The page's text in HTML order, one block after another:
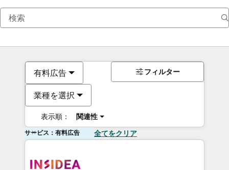
有料広告
業種を選択
表示順： 関連性
フィルター
サービス：有料広告 全てをクリア